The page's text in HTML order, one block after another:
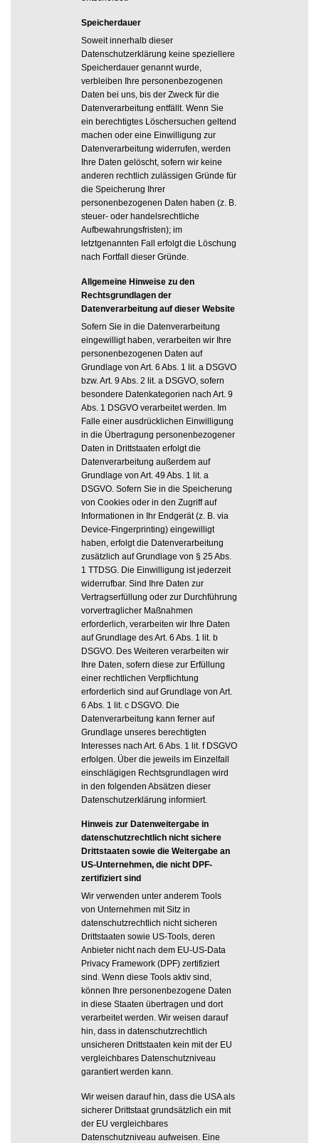
Speicherdauer
Soweit innerhalb dieser
Datenschutzerklärung keine speziellere
Speicherdauer genannt wurde,
verbleiben Ihre personenbezogenen
Daten bei uns, bis der Zweck für die
Datenverarbeitung entfällt. Wenn Sie
ein berechtigtes Löschersuchen geltend
machen oder eine Einwilligung zur
Datenverarbeitung widerrufen, werden
Ihre Daten gelöscht, sofern wir keine
anderen rechtlich zulässigen Gründe für
die Speicherung Ihrer
personenbezogenen Daten haben (z. B.
steuer- oder handelsrechtliche
Aufbewahrungsfristen); im
letztgenannten Fall erfolgt die Löschung
nach Fortfall dieser Gründe.
Allgemeine Hinweise zu den
Rechtsgrundlagen der
Datenverarbeitung auf dieser Website
Sofern Sie in die Datenverarbeitung
eingewilligt haben, verarbeiten wir Ihre
personenbezogenen Daten auf
Grundlage von Art. 6 Abs. 1 lit. a DSGVO
bzw. Art. 9 Abs. 2 lit. a DSGVO, sofern
besondere Datenkategorien nach Art. 9
Abs. 1 DSGVO verarbeitet werden. Im
Falle einer ausdrücklichen Einwilligung
in die Übertragung personenbezogener
Daten in Drittstaaten erfolgt die
Datenverarbeitung außerdem auf
Grundlage von Art. 49 Abs. 1 lit. a
DSGVO. Sofern Sie in die Speicherung
von Cookies oder in den Zugriff auf
Informationen in Ihr Endgerät (z. B. via
Device-Fingerprinting) eingewilligt
haben, erfolgt die Datenverarbeitung
zusätzlich auf Grundlage von § 25 Abs.
1 TTDSG. Die Einwilligung ist jederzeit
widerrufbar. Sind Ihre Daten zur
Vertragserfüllung oder zur Durchführung
vorvertraglicher Maßnahmen
erforderlich, verarbeiten wir Ihre Daten
auf Grundlage des Art. 6 Abs. 1 lit. b
DSGVO. Des Weiteren verarbeiten wir
Ihre Daten, sofern diese zur Erfüllung
einer rechtlichen Verpflichtung
erforderlich sind auf Grundlage von Art.
6 Abs. 1 lit. c DSGVO. Die
Datenverarbeitung kann ferner auf
Grundlage unseres berechtigten
Interesses nach Art. 6 Abs. 1 lit. f DSGVO
erfolgen. Über die jeweils im Einzelfall
einschlägigen Rechtsgrundlagen wird
in den folgenden Absätzen dieser
Datenschutzerklärung informiert.
Hinweis zur Datenweitergabe in
datenschutzrechtlich nicht sichere
Drittstaaten sowie die Weitergabe an
US-Unternehmen, die nicht DPF-
zertifiziert sind
Wir verwenden unter anderem Tools
von Unternehmen mit Sitz in
datenschutzrechtlich nicht sicheren
Drittstaaten sowie US-Tools, deren
Anbieter nicht nach dem EU-US-Data
Privacy Framework (DPF) zertifiziert
sind. Wenn diese Tools aktiv sind,
können Ihre personenbezogene Daten
in diese Staaten übertragen und dort
verarbeitet werden. Wir weisen darauf
hin, dass in datenschutzrechtlich
unsicheren Drittstaaten kein mit der EU
vergleichbares Datenschutzniveau
garantiert werden kann.
Wir weisen darauf hin, dass die USA als
sicherer Drittstaat grundsätzlich ein mit
der EU vergleichbares
Datenschutzniveau aufweisen. Eine